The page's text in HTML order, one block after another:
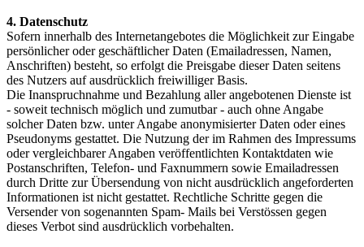
4. Datenschutz
Sofern innerhalb des Internetangebotes die Möglichkeit zur Eingabe
persönlicher oder geschäftlicher Daten (Emailadressen, Namen,
Anschriften) besteht, so erfolgt die Preisgabe dieser Daten seitens
des Nutzers auf ausdrücklich freiwilliger Basis.
Die Inanspruchnahme und Bezahlung aller angebotenen Dienste ist
- soweit technisch möglich und zumutbar - auch ohne Angabe
solcher Daten bzw. unter Angabe anonymisierter Daten oder eines
Pseudonyms gestattet. Die Nutzung der im Rahmen des Impressums
oder vergleichbarer Angaben veröffentlichten Kontaktdaten wie
Postanschriften, Telefon- und Faxnummern sowie Emailadressen
durch Dritte zur Übersendung von nicht ausdrücklich angeforderten
Informationen ist nicht gestattet. Rechtliche Schritte gegen die
Versender von sogenannten Spam- Mails bei Verstössen gegen
dieses Verbot sind ausdrücklich vorbehalten.